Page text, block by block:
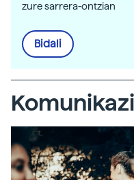
zure sarrera-ontzian
Bidali